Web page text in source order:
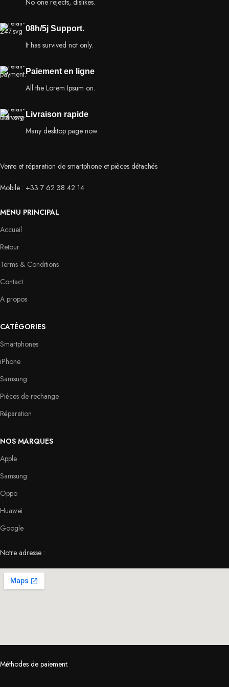
No one rejects, dislikes.
08h/5j Support.
It has survived not only.
Paiement en ligne
All the Lorem Ipsum on.
Livraison rapide
Many desktop page now.
Vente et réparation de smartphone et pièces détachés
Mobile : +33 7 62 38 42 14
MENU PRINCIPAL
Accueil
Retour
Terms & Conditions
Contact
A propos
CATÉGORIES
Smartphones
iPhone
Samsung
Pièces de rechange
Réparation
NOS MARQUES
Apple
Samsung
Oppo
Huawei
Google
Notre adresse :
Méthodes de paiement: